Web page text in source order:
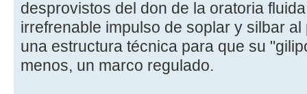
desprovistos del don de la oratoria
irrefrenable impulso de soplar y silbar
una estructura técnica para que su
menos, un marco regulado.